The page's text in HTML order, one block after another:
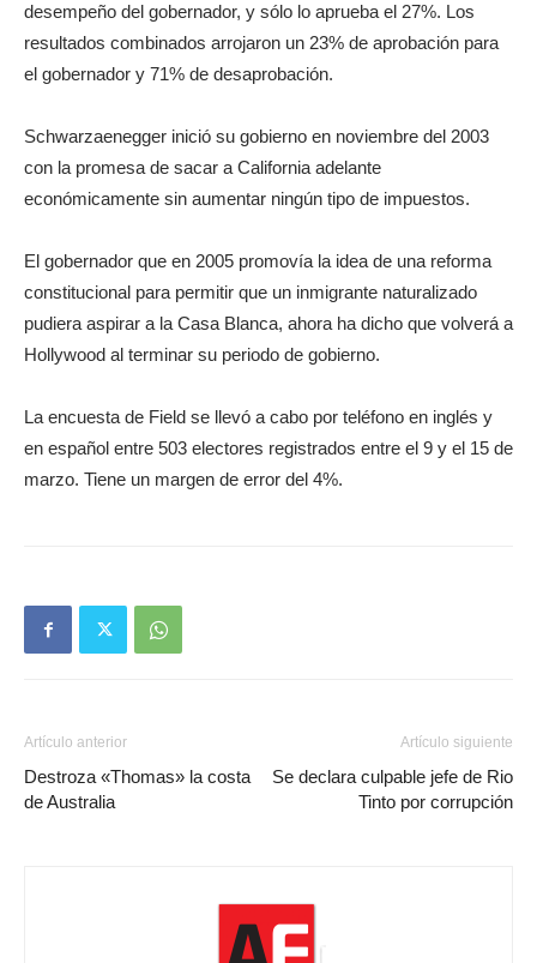
desempeño del gobernador, y sólo lo aprueba el 27%. Los
resultados combinados arrojaron un 23% de aprobación para
el gobernador y 71% de desaprobación.
Schwarzaenegger inició su gobierno en noviembre del 2003
con la promesa de sacar a California adelante
económicamente sin aumentar ningún tipo de impuestos.
El gobernador que en 2005 promovía la idea de una reforma
constitucional para permitir que un inmigrante naturalizado
pudiera aspirar a la Casa Blanca, ahora ha dicho que volverá a
Hollywood al terminar su periodo de gobierno.
La encuesta de Field se llevó a cabo por teléfono en inglés y
en español entre 503 electores registrados entre el 9 y el 15 de
marzo. Tiene un margen de error del 4%.
Artículo anterior
Destroza «Thomas» la costa
de Australia
Artículo siguiente
Se declara culpable jefe de Rio
Tinto por corrupción